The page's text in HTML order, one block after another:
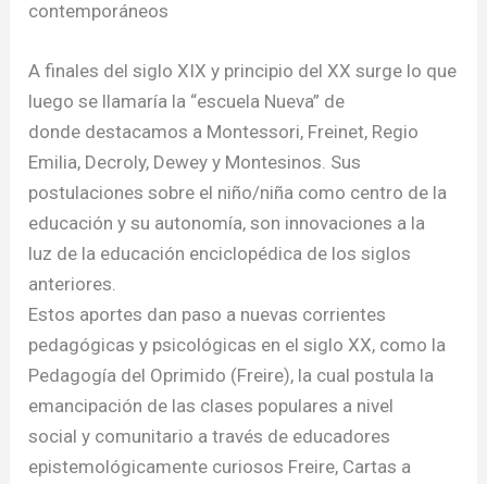
contemporáneos
A finales del siglo XIX y principio del XX surge lo que
luego se llamaría la “escuela Nueva” de
donde destacamos a Montessori, Freinet, Regio
Emilia, Decroly, Dewey y Montesinos. Sus
postulaciones sobre el niño/niña como centro de la
educación y su autonomía, son innovaciones a la
luz de la educación enciclopédica de los siglos
anteriores.
Estos aportes dan paso a nuevas corrientes
pedagógicas y psicológicas en el siglo XX, como la
Pedagogía del Oprimido (Freire), la cual postula la
emancipación de las clases populares a nivel
social y comunitario a través de educadores
epistemológicamente curiosos Freire, Cartas a